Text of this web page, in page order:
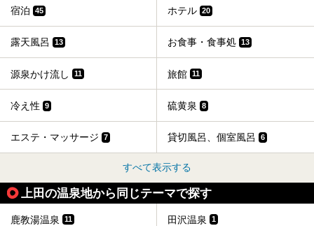
宿泊 45 ホテル 20
露天風呂 13 お食事・食事処 13
源泉かけ流し 11 旅館 11
冷え性 9 硫黄泉 8
エステ・マッサージ 7 貸切風呂、個室風呂 6
すべて表示する
上田の温泉地から同じテーマで探す
鹿教湯温泉 11 田沢温泉 1